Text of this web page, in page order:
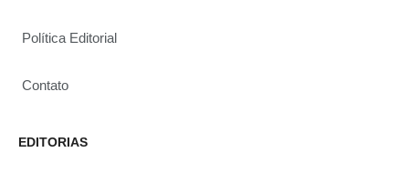
Política Editorial
Contato
EDITORIAS